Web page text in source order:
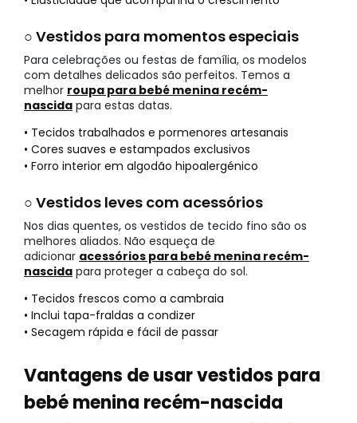
○ Vestidos para momentos especiais
Para celebrações ou festas de família, os modelos
com detalhes delicados são perfeitos. Temos a
melhor roupa para bebé menina recém-
nascida para estas datas.
• Tecidos trabalhados e pormenores artesanais
• Cores suaves e estampados exclusivos
• Forro interior em algodão hipoalergénico
○ Vestidos leves com acessórios
Nos dias quentes, os vestidos de tecido fino são os
melhores aliados. Não esqueça de
adicionar acessórios para bebé menina recém-
nascida para proteger a cabeça do sol.
• Tecidos frescos como a cambraia
• Inclui tapa-fraldas a condizer
• Secagem rápida e fácil de passar
Vantagens de usar vestidos para
bebé menina recém-nascida